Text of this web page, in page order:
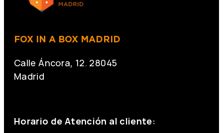
FOX IN A BOX MADRID
Calle Áncora, 12. 28045
Madrid
Horario de Atención al cliente: